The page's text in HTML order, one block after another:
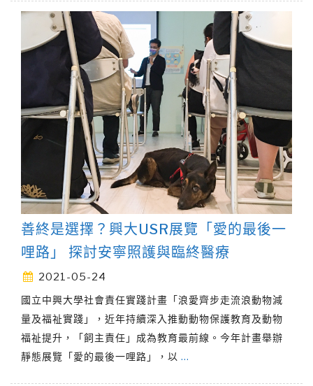
善終是選擇？興大USR展覽「愛的最後一
哩路」 探討安寧照護與臨終醫療
2021-05-24
國立中興大學社會責任實踐計畫「浪愛齊步走流浪動物減
量及福祉實踐」，近年持續深入推動動物保護教育及動物
福祉提升，「飼主責任」成為教育最前線。今年計畫舉辦
靜態展覽「愛的最後一哩路」，以 …